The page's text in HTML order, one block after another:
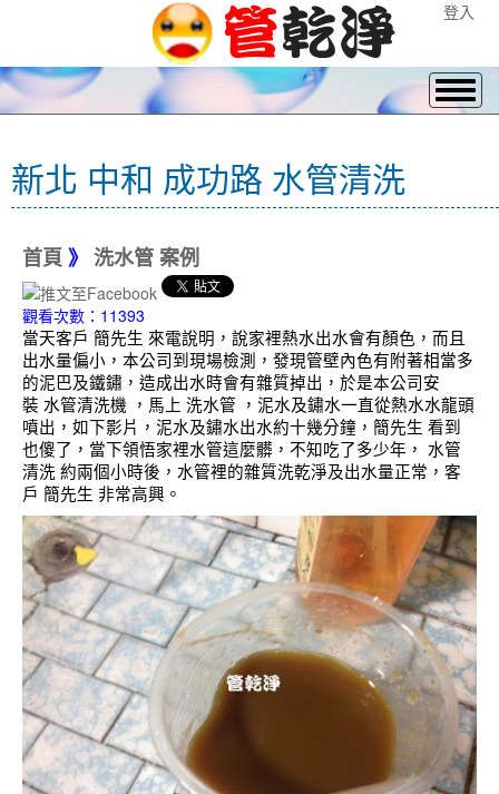
登入
新北 中和 成功路 水管清洗
首頁 》 洗水管 案例
觀看次數：11393
當天客戶 簡先生 來電說明，說家裡熱水出水會有顏色，而且
出水量偏小，本公司到現場檢測，發現管壁內色有附著相當多
的泥巴及鐵鏽，造成出水時會有雜質掉出，於是本公司安
裝 水管清洗機 ，馬上 洗水管 ，泥水及鏽水一直從熱水水龍頭
噴出，如下影片，泥水及鏽水出水約十幾分鐘，簡先生 看到
也傻了，當下領悟家裡水管這麼髒，不知吃了多少年， 水管
清洗 約兩個小時後，水管裡的雜質洗乾淨及出水量正常，客
戶 簡先生 非常高興。